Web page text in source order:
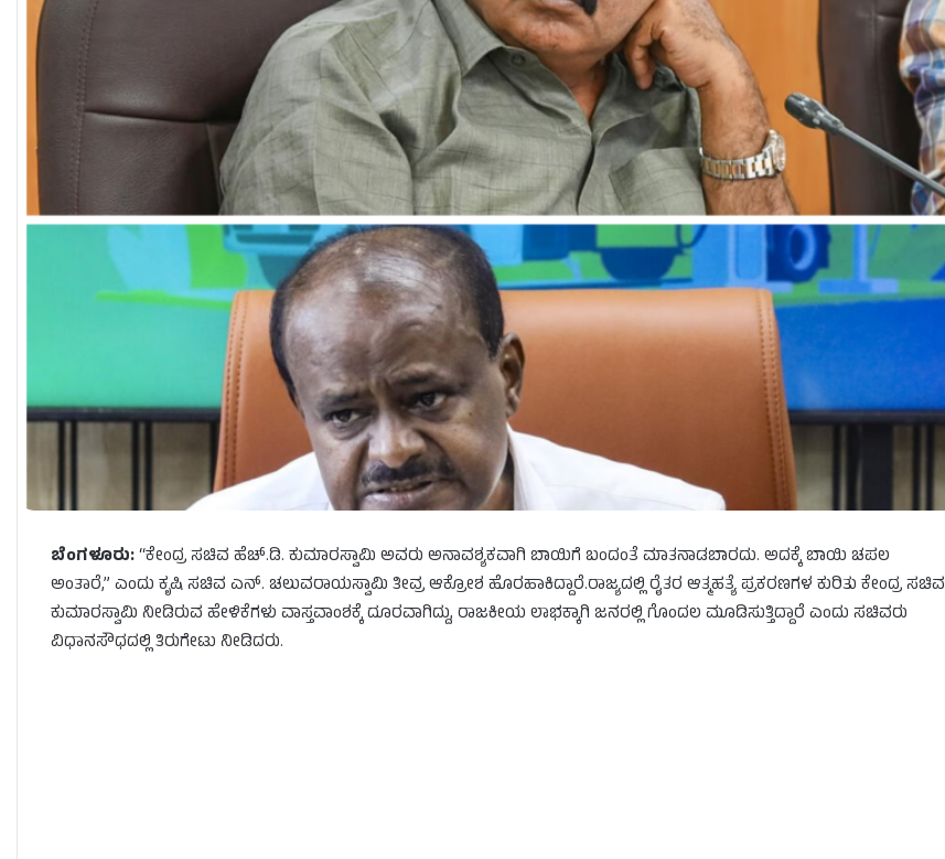
ಬೆಂಗಳೂರು:“ಕೇಂದ್ರ ಸಚಿವ ಹೆಚ್.ಡಿ. ಕುಮಾರಸ್ವಾಮಿ ಅವರು ಅನಾವಶ್ಯಕವಾಗಿ ಬಾಯಿಗೆ ಬಂದಂತೆ ಮಾತನಾಡಬಾರದು. ಅದಕ್ಕೆ ಬಾಯಿ ಚಪಲ
ಅಂತಾರೆ,” ಎಂದು ಕೃಷಿ ಸಚಿವ ಎನ್. ಚಲುವರಾಯಸ್ವಾಮಿ ತೀವ್ರ ಆಕ್ರೋಶ ಹೊರಹಾಕಿದ್ದಾರೆ.ರಾಜ್ಯದಲ್ಲಿ ರೈತರ ಆತ್ಮಹತ್ಯೆ ಪ್ರಕರಣಗಳ ಕುರಿತು ಕೇಂದ್ರ ಸಚಿವ
ಕುಮಾರಸ್ವಾಮಿ ನೀಡಿರುವ ಹೇಳಿಕೆಗಳು ವಾಸ್ತವಾಂಶಕ್ಕೆ ದೂರವಾಗಿದ್ದು, ರಾಜಕೀಯ ಲಾಭಕ್ಕಾಗಿ ಜನರಲ್ಲಿ ಗೊಂದಲ ಮೂಡಿಸುತ್ತಿದ್ದಾರೆ ಎಂದು ಸಚಿವರು
ವಿಧಾನಸೌಧದಲ್ಲಿ ತಿರುಗೇಟು ನೀಡಿದರು.